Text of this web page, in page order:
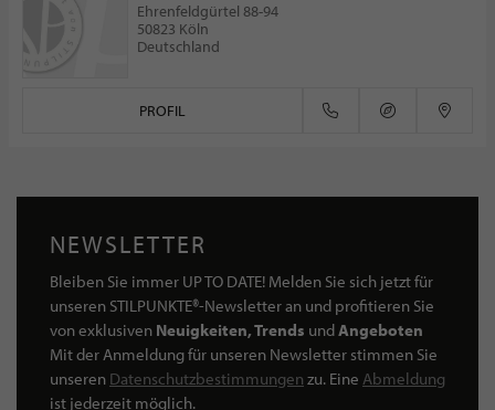
Ehrenfeldgürtel 88-94
50823 Köln
Deutschland
PROFIL
NEWSLETTER
Bleiben Sie immer UP TO DATE! Melden Sie sich jetzt für
unseren STILPUNKTE®-Newsletter an und profitieren Sie
von exklusiven Neuigkeiten, Trends undAngeboten
Mit der Anmeldung für unseren Newsletter stimmen Sie
unseren Datenschutzbestimmungen zu. Eine Abmeldung
ist jederzeit möglich.